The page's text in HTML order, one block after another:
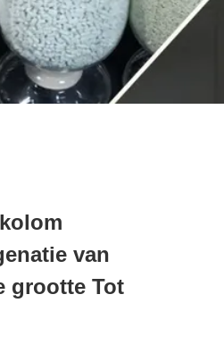
van
grootte Tot